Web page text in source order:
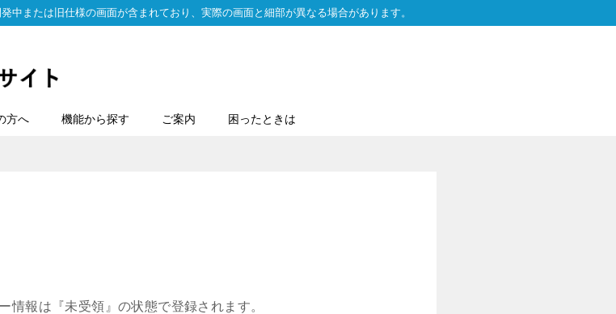
中または旧仕様の画面が含まれており、実際の画面と細部が異なる場合があります。
方へ 機能から探す ご案内 困ったときは
情報は『未受領』の状態で登録されます。